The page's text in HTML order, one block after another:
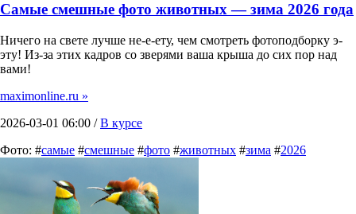
Самые смешные фото животных — зима 2026 года
Ничего на свете лучше не-е-ету, чем смотреть фотоподборку э-
эту! Из-за этих кадров со зверями ваша крыша до сих пор над
вами!
maximonline.ru »
2026-03-01 06:00 /В курсе
Фото: #самые #смешные #фото #животных #зима #2026